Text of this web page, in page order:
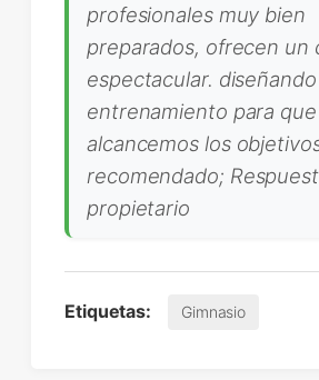
profesionales muy bien
preparados, ofrecen un
espectacular.
entrenamiento para que
alcancemos los
recomendado;
propietario
Etiquetas: Gimnasio